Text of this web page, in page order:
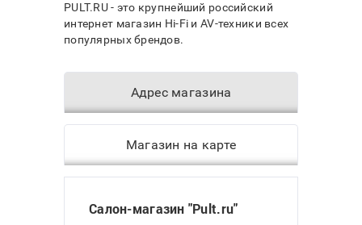
PULT.RU - это крупнейший российский
интернет магазин Hi-Fi и AV-техники всех
популярных брендов.
Адрес магазина
Магазин на карте
Салон-магазин "Pult.ru"